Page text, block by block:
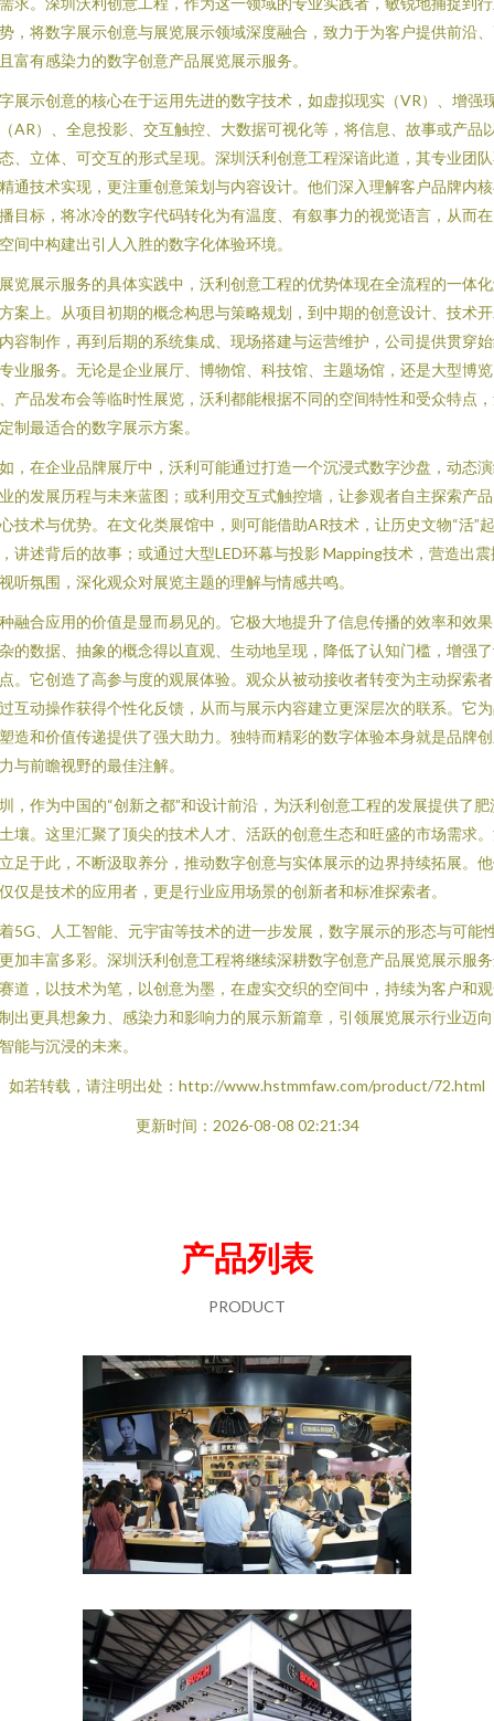
，将数字展示创意与展览展示领域深度融合，致力于为客户提供前沿
富有感染力的数字创意产品展览展示服务。
展示创意的核心在于运用先进的数字技术，如虚拟现实（VR）、增强
AR）、全息投影、交互触控、大数据可视化等，将信息、故事或产品
、立体、可交互的形式呈现。深圳沃利创意工程深谙此道，其专业团
通技术实现，更注重创意策划与内容设计。他们深入理解客户品牌内
目标，将冰冷的数字代码转化为有温度、有叙事力的视觉语言，从而
间中构建出引人入胜的数字化体验环境。
览展示服务的具体实践中，沃利创意工程的优势体现在全流程的一体
案上。从项目初期的概念构思与策略规划，到中期的创意设计、技术
容制作，再到后期的系统集成、现场搭建与运营维护，公司提供贯穿
业服务。无论是企业展厅、博物馆、科技馆、主题场馆，还是大型博览
产品发布会等临时性展览，沃利都能根据不同的空间特性和受众特点
制最适合的数字展示方案。
，在企业品牌展厅中，沃利可能通过打造一个沉浸式数字沙盘，动态
的发展历程与未来蓝图；或利用交互式触控墙，让参观者自主探索产
技术与优势。在文化类展馆中，则可能借助AR技术，让历史文物“活”起
讲述背后的故事；或通过大型LED环幕与投影 Mapping技术，营造出震
听氛围，深化观众对展览主题的理解与情感共鸣。
融合应用的价值是显而易见的。它极大地提升了信息传播的效率和效
的数据、抽象的概念得以直观、生动地呈现，降低了认知门槛，增强
。它创造了高参与度的观展体验。观众从被动接收者转变为主动探索
互动操作获得个性化反馈，从而与展示内容建立更深层次的联系。它
造和价值传递提供了强大助力。独特而精彩的数字体验本身就是品牌
与前瞻视野的最佳注解。
，作为中国的“创新之都”和设计前沿，为沃利创意工程的发展提供了肥
壤。这里汇聚了顶尖的技术人才、活跃的创意生态和旺盛的市场需求
足于此，不断汲取养分，推动数字创意与实体展示的边界持续拓展。
仅是技术的应用者，更是行业应用场景的创新者和标准探索者。
5G、人工智能、元宇宙等技术的进一步发展，数字展示的形态与可能
加丰富多彩。深圳沃利创意工程将继续深耕数字创意产品展览展示服
道，以技术为笔，以创意为墨，在虚实交织的空间中，持续为客户和
出更具想象力、感染力和影响力的展示新篇章，引领展览展示行业迈
能与沉浸的未来。
如若转载，请注明出处：http://www.hstmmfaw.com/product/72.html
更新时间：2026-08-08 02:21:34
产品列表
PRODUCT